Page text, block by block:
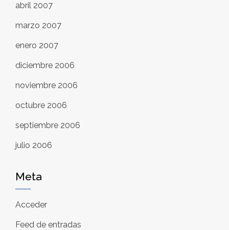
abril 2007
marzo 2007
enero 2007
diciembre 2006
noviembre 2006
octubre 2006
septiembre 2006
julio 2006
Meta
Acceder
Feed de entradas